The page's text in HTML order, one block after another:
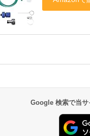
Google 検索で当サ